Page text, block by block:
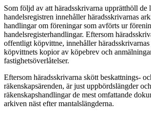
Som följd av att häradsskrivarna upprätthöll de
handelsregistren innehåller häradsskrivarnas
handlingar om föreningar som avförts ur
handelsregisterhandlingar. Eftersom
offentligt köpvittne, innehåller
köpvittnets kopior av köpebrev och
fastighetsöverlåtelser.
Eftersom häradsskrivarna skött beskattnings-
räkenskapsärenden, är just uppbördslängder och
räkenskapshandlingar de mest omfattande
arkiven näst efter mantalslängderna.